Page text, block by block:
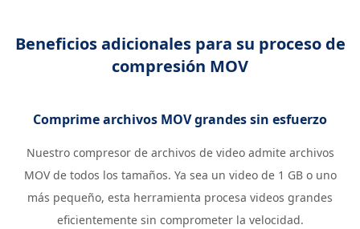
Beneficios adicionales para su proceso de
compresión MOV
Comprime archivos MOV grandes sin esfuerzo
Nuestro compresor de archivos de video admite archivos
MOV de todos los tamaños. Ya sea un video de 1 GB o uno
más pequeño, esta herramienta procesa videos grandes
eficientemente sin comprometer la velocidad.